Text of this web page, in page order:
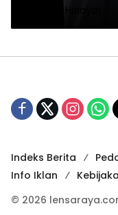
Serentak
Indeks Berita
Info Iklan
© 2026 lensaraya.com